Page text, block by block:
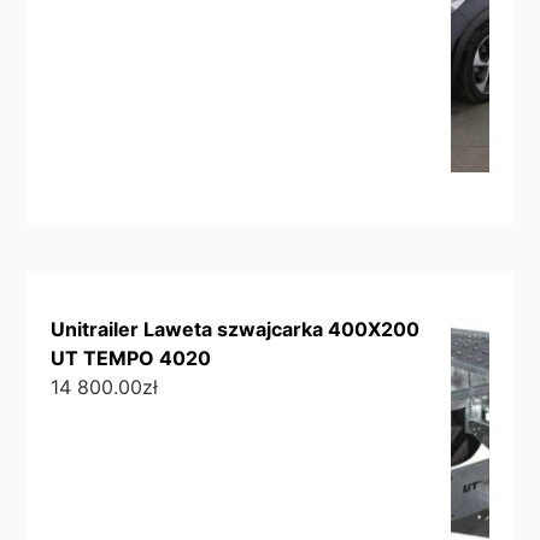
Unitrailer Laweta szwajcarka 400X200
UT TEMPO 4020
14 800.00zł